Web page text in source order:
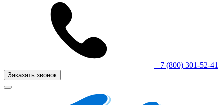
+7 (800) 301-52-41
Заказать звонок